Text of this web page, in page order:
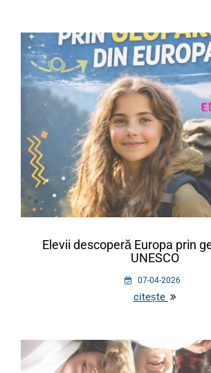
Elevii descoperă Europa prin
UNESCO
07-04-2026
citește